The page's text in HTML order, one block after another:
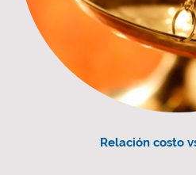
Relación costo